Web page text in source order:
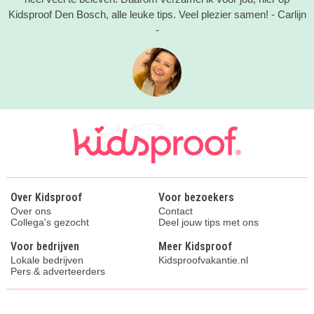
Kidsproof Den Bosch, alle leuke tips. Veel plezier samen! - Carlijn
-
Over Kidsproof
Over ons
Collega's gezocht
Voor bezoekers
Contact
Deel jouw tips met ons
Voor bedrijven
Lokale bedrijven
Pers & adverteerders
Meer Kidsproof
Kidsproofvakantie.nl